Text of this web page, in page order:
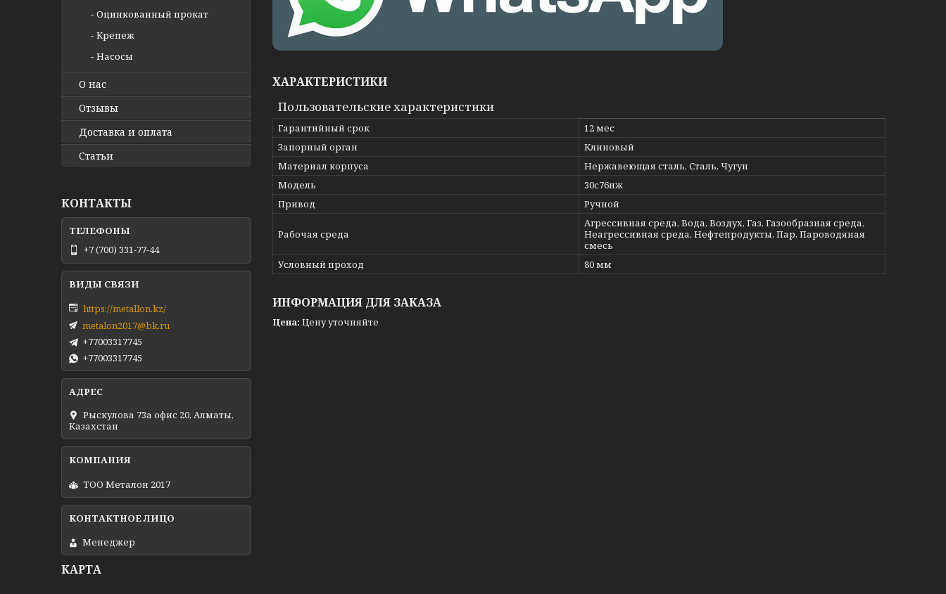
ХАРАКТЕРИСТИКИ
Пользовательские характеристики
Гарантийный срок
12 мес
Запорный орган
Клиновый
Материал корпуса
Нержавеющая сталь, Сталь, Чугун
Модель
30с76нж
Привод
Ручной
Рабочая среда
Агрессивная среда, Вода, Воздух, Газ, Газообразная среда,
Неагрессивная среда, Нефтепродукты, Пар, Пароводяная
смесь
Условный проход
80 мм
ИНФОРМАЦИЯ ДЛЯ ЗАКАЗА
Цена: Цену уточняйте
Оцинкованный прокат
Крепеж
Насосы
О нас
Отзывы
Доставка и оплата
Статьи
КОНТАКТЫ
+7 (700) 331-77-44
https://metallon.kz/
metalon2017@bk.ru
+77003317745
+77003317745
Рыскулова 73а офис 20, Алматы,
Казахстан
ТОО Металон 2017
Менеджер
КАРТА